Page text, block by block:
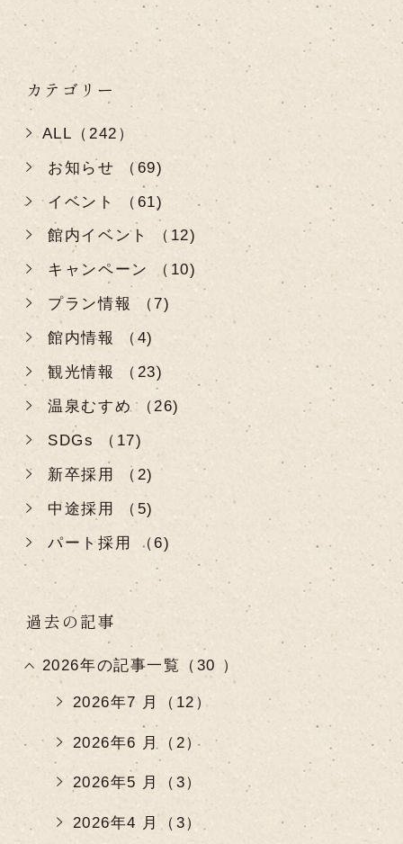
カテゴリー
ALL（242）
お知らせ （69)
イベント （61)
館内イベント （12)
キャンペーン （10)
プラン情報 （7)
館内情報 （4)
観光情報 （23)
温泉むすめ （26)
SDGs （17)
新卒採用 （2)
中途採用 （5)
パート採用 （6)
過去の記事
2026年の記事一覧（30 ）
2026年7 月（12）
2026年6 月（2）
2026年5 月（3）
2026年4 月（3）